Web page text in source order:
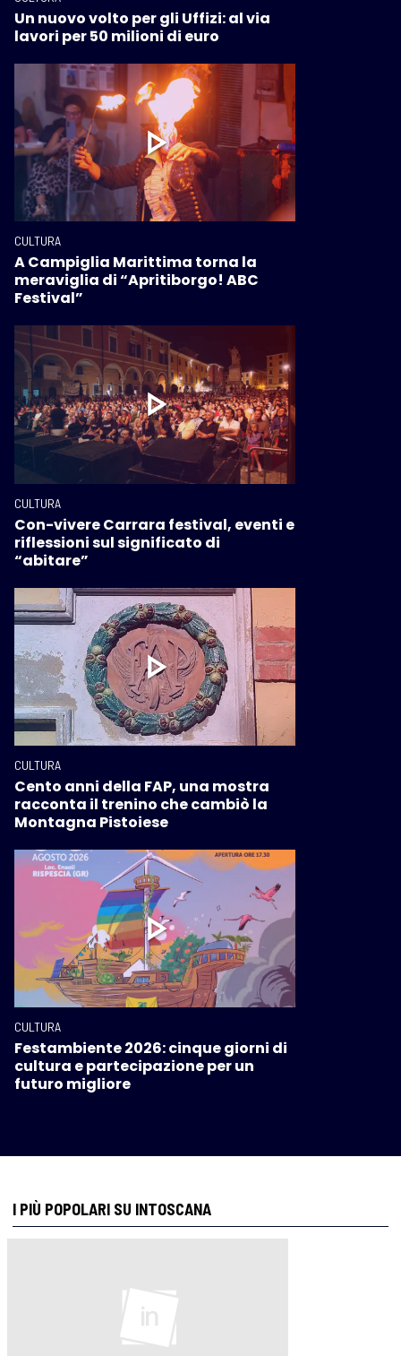
Un nuovo volto per gli Uffizi: al via
lavori per 50 milioni di euro
CULTURA
A Campiglia Marittima torna la
meraviglia di “Apritiborgo! ABC
Festival”
CULTURA
Con-vivere Carrara festival, eventi e
riflessioni sul significato di
“abitare”
CULTURA
Cento anni della FAP, una mostra
racconta il trenino che cambiò la
Montagna Pistoiese
CULTURA
Festambiente 2026: cinque giorni di
cultura e partecipazione per un
futuro migliore
I PIÙ POPOLARI SU INTOSCANA